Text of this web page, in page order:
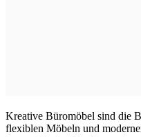
Kreative Büromöbel sind die
flexiblen Möbeln und